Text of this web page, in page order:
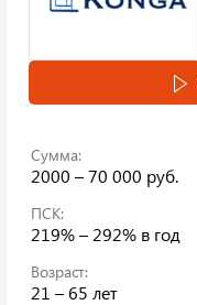
Сумма:
2000 – 70 000 руб.
ПСК:
219% – 292% в год
Возраст:
21 – 65 лет